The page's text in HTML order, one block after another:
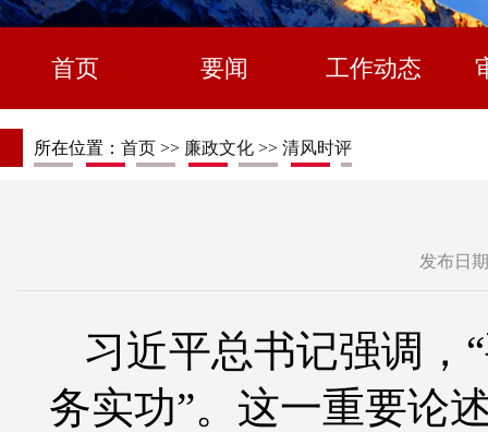
首页 要闻 工作动态
所在位置： 首页 >> 廉政文化 >> 清风时评
发布日
习近平总书记强调，
务实功”。这一重要论